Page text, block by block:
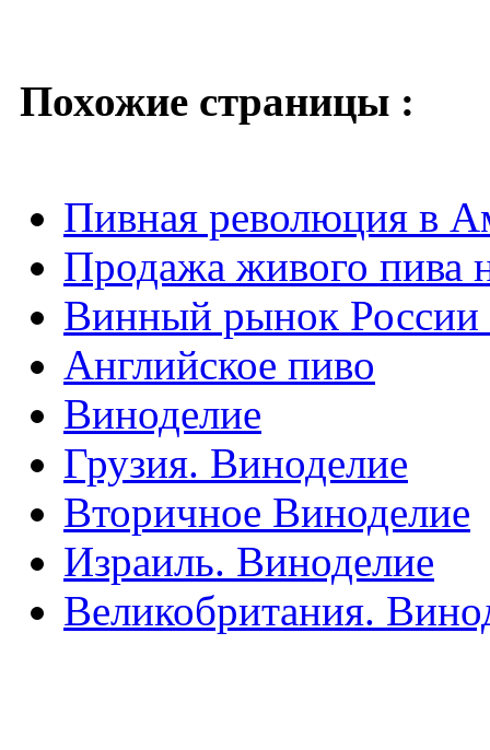
Похожие страницы :
Пивная революция в
Продажа живого пива
Винный рынок России
Английское пиво
Виноделие
Грузия. Виноделие
Вторичное Виноделие
Израиль. Виноделие
Великобритания.